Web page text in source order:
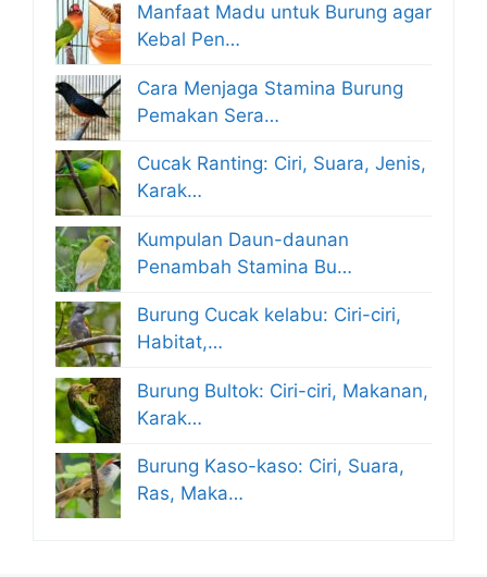
Manfaat Madu untuk Burung agar
Kebal Pen…
Cara Menjaga Stamina Burung
Pemakan Sera…
Cucak Ranting: Ciri, Suara, Jenis,
Karak…
Kumpulan Daun-daunan
Penambah Stamina Bu…
Burung Cucak kelabu: Ciri-ciri,
Habitat,…
Burung Bultok: Ciri-ciri, Makanan,
Karak…
Burung Kaso-kaso: Ciri, Suara,
Ras, Maka…